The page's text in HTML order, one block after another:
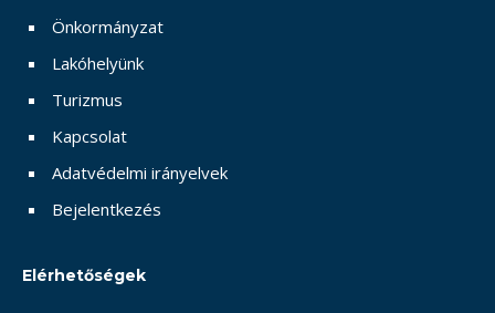
Önkormányzat
Lakóhelyünk
Turizmus
Kapcsolat
Adatvédelmi irányelvek
Bejelentkezés
Elérhetőségek